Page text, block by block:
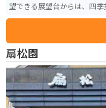
望できる展望台からは、四
た、自然観察路が整備され
ウトナイ湖に生息する動植
ります。 地元の特産品を販売するショップでは、苫小牧産の新鮮な野菜や果
物、海産物などを購入でき
楽しめます。 バイクで訪れ
す。 苫小牧市内からも近く
扇松園